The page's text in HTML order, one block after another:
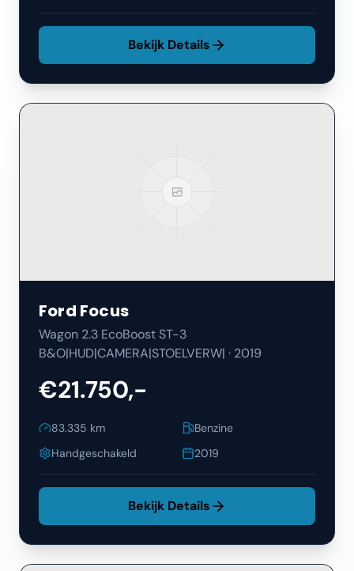
Bekijk Details
Ford Focus
Wagon 2.3 EcoBoost ST-3
B&O|HUD|CAMERA|STOELVERW| · 2019
€21.750,-
83.335 km
Benzine
Handgeschakeld
2019
Bekijk Details